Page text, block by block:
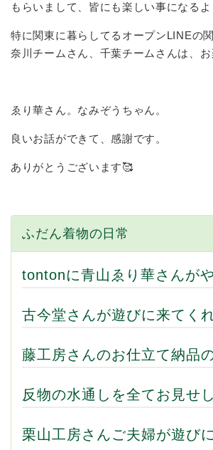
もらいまして、皆にも楽しい事になるよ
特に関東に暮らしてるオープンLINEの
奈川チームさん、千葉チームさんは、お
ゑり華さん。なみぞうちゃん。
良いお話ができて、感謝です。
ありがとうございます🥰
ふだん着物の日常
tontonに青山ゑり華さんが
古今堂さんが遊びに来てく
藤工房さんのお仕立て納品
反物の水通しを全てお見せ
栗山工房さんご夫婦が遊び